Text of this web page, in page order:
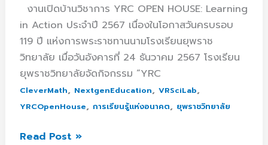
งานเปิดบ้านวิชาการ YRC OPEN HOUSE: Learning
in Action ประจำปี 2567 เนื่องในโอกาสวันครบรอบ
119 ปี แห่งการพระราชทานนามโรงเรียนยุพราช
วิทยาลัย เมื่อวันอังคารที่ 24 ธันวาคม 2567 โรงเรียน
ยุพราชวิทยาลัยจัดกิจกรรม “YRC
CleverMath, NextgenEducation,VRSciLab,
YRCOpenHouse,การเรียนรู้แห่งอนาคต, ยุพราชวิทยาลัย
Read Post »